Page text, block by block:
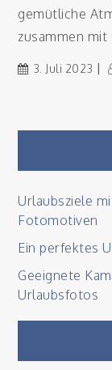
gemütliche
zusammen mit
3. Juli 2023
Urlaubsziele
Fotomotiven
Ein perfektes
Geeignete
Urlaubsfotos